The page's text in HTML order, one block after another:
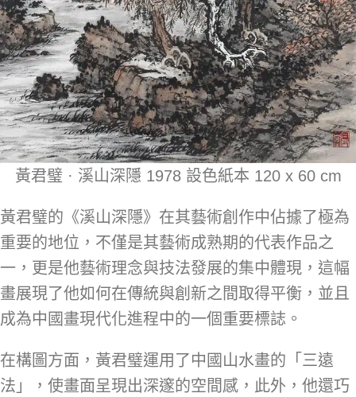
黃君璧 · 溪山深隱 1978 設色紙本 120 x 60 cm
黃君璧的《溪山深隱》在其藝術創作中佔據了極為
重要的地位，不僅是其藝術成熟期的代表作品之
一，更是他藝術理念與技法發展的集中體現，這幅
畫展現了他如何在傳統與創新之間取得平衡，並且
成為中國畫現代化進程中的一個重要標誌。
在構圖方面，黃君璧運用了中國山水畫的「三遠
法」，使畫面呈現出深邃的空間感，此外，他還巧